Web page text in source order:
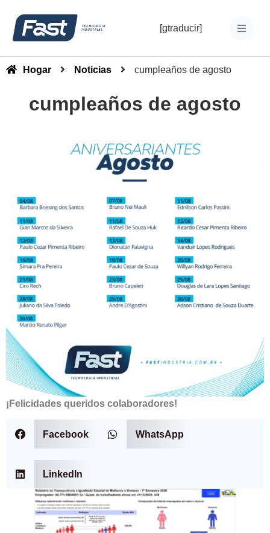
[gtraducir]
Hogar Noticias cumpleaños de agosto
cumpleaños de agosto
¡Felicidades queridos colaboradores!
Facebook WhatsApp
LinkedIn